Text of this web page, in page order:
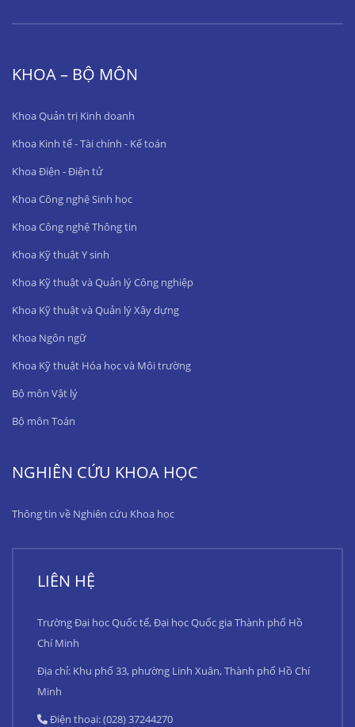
KHOA – BỘ MÔN
Khoa Quản trị Kinh doanh
Khoa Kinh tế - Tài chính - Kế toán
Khoa Điện - Điện tử
Khoa Công nghệ Sinh học
Khoa Công nghệ Thông tin
Khoa Kỹ thuật Y sinh
Khoa Kỹ thuật và Quản lý Công nghiệp
Khoa Kỹ thuật và Quản lý Xây dựng
Khoa Ngôn ngữ
Khoa Kỹ thuật Hóa học và Môi trường
Bộ môn Vật lý
Bộ môn Toán
NGHIÊN CỨU KHOA HỌC
Thông tin về Nghiên cứu Khoa học
LIÊN HỆ
Trường Đại học Quốc tế, Đại học Quốc gia Thành phố Hồ
Chí Minh
Địa chỉ: Khu phố 33, phường Linh Xuân, Thành phố Hồ Chí
Minh
Điện thoại: (028) 37244270